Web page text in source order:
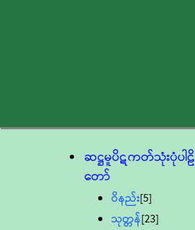
ဆဋ္ဌမူပိဋကတ်သုံးပုံပါဠိ
တော်
ဝိနည်း[5]
သုတ္တန်[23]